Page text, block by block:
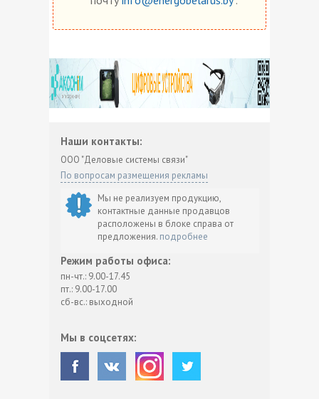
Наши контакты:
ООО "Деловые системы связи"
По вопросам размещения рекламы
Мы не реализуем продукцию,
контактные данные продавцов
расположены в блоке справа от
предложения. подробнее
Режим работы офиса:
пн-чт.: 9.00-17.45
пт.: 9.00-17.00
сб-вс.: выходной
Мы в соцсетях: